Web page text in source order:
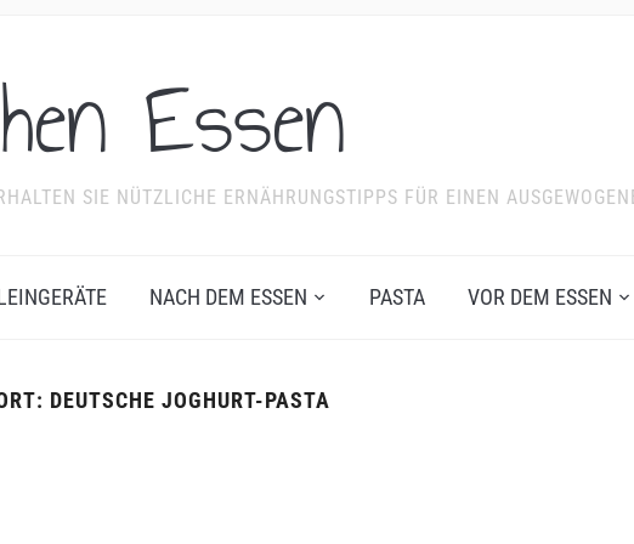
Essen
SIE NÜTZLICHE ERNÄHRUNGSTIPPS FÜR EINEN
NACH DEM ESSEN PASTA VOR DEM ESSEN
DEUTSCHE JOGHURT-PASTA